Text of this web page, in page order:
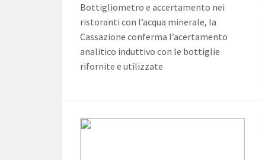
Bottigliometro e accertamento nei
ristoranti con l’acqua minerale, la
Cassazione conferma l’acertamento
analitico induttivo con le bottiglie
rifornite e utilizzate